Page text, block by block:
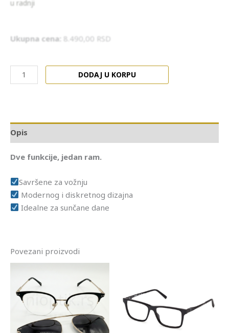
u radnji
Ukupna cena: 8.490,00 RSD
DODAJ U KORPU
Opis
Dve funkcije, jedan ram.
Savršene za vožnju
Modernog i diskretnog dizajna
Idealne za sunčane dane
Povezani proizvodi